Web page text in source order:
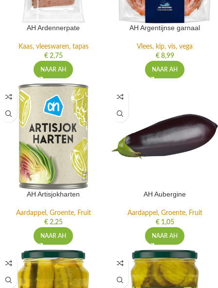
AH Ardennerpate
Kaas, vleeswaren, tapas
€2,75
NAAR AH
AH Argentijnse garnaal
Vlees, kip, vis, vega
€8,99
NAAR AH
AH Artisjokharten
Aardappel, Groente, Fruit
€2,25
NAAR AH
AH Aubergine
Aardappel, Groente, Fruit
€1,05
NAAR AH